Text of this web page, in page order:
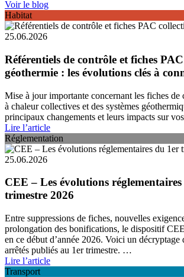
Voir le blog
Habitat
25.06.2026
Référentiels de contrôle et fiches
géothermie : les évolutions clés à
Mise à jour importante concernant les fiches de
à chaleur collectives et des systèmes
principaux changements et leurs impacts sur
Lire l’article
Réglementation
25.06.2026
CEE – Les évolutions
trimestre 2026
Entre suppressions de fiches, nouvelles
prolongation des bonifications, le dispositif
en ce début d’année 2026. Voici un décryptage
arrêtés publiés au 1er trimestre. …
Lire l’article
Transport